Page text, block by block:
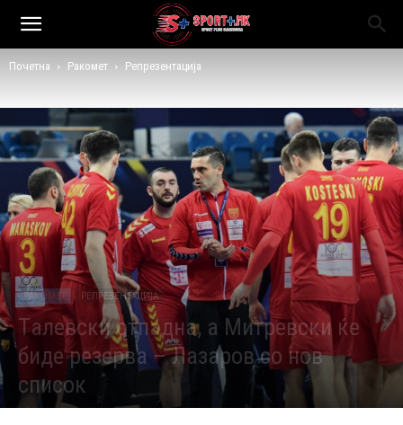
Почетна Ракомет Репрезентација
РАКОМЕТ РЕПРЕЗЕНТАЦИЈА
Tалевски отпадна, а Митревски ќе
биде резерва – Лазаров со нов
список
Објавено од Д.Т. - 30/10/2024 341